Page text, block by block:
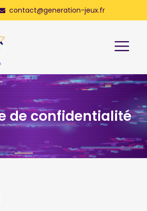
contact@generation-jeux.fr
de confidentialité